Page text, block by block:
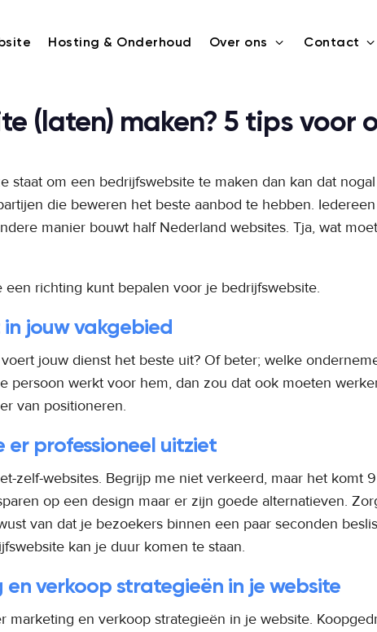
Hosting & Onderhoud 3
Over ons 3
Contact
(laten) maken? 5 tips voor
staat om een bedrijfswebsite te maken dan kan dat
die beweren het beste aanbod te hebben.
manier bouwt half Nederland websites. Tja, wat
richting kunt bepalen voor je bedrijfswebsite.
in jouw vakgebied
jouw dienst het beste uit? Of beter; welke
persoon werkt voor hem, dan zou dat ook moeten
van positioneren.
er professioneel uitziet
zelf-websites. Begrijp me niet verkeerd, maar het komt
op een design maar er zijn goede alternatieven.
van dat je bezoekers binnen een paar seconden
kan je duur komen te staan.
verkoop strategieën in je website
marketing en verkoop strategieën in je website.